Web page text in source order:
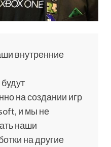
внутренние
на создании игр
и мы не
наши
на другие